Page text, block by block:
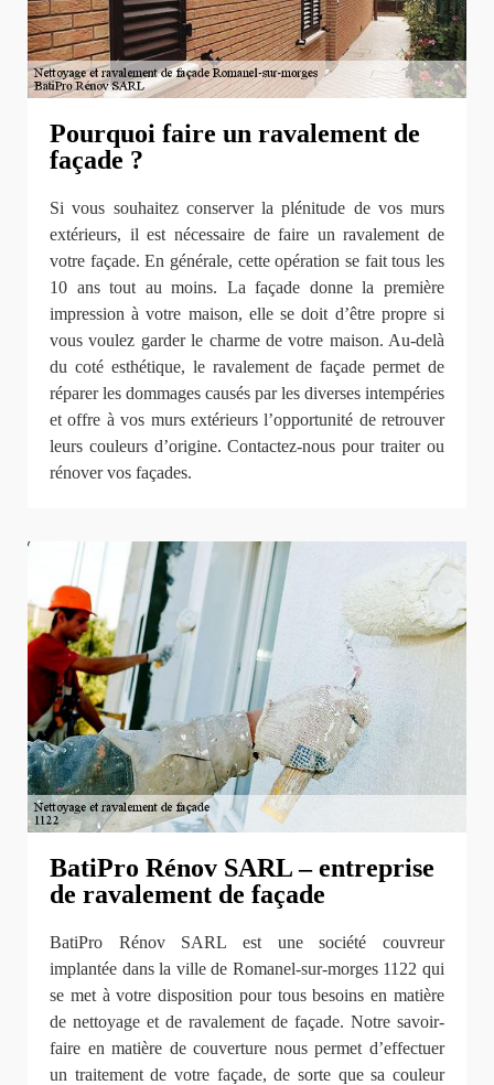
Pourquoi faire un ravalement de
façade ?
Si vous souhaitez conserver la plénitude de vos murs
extérieurs, il est nécessaire de faire un ravalement de
votre façade. En générale, cette opération se fait tous les
10 ans tout au moins. La façade donne la première
impression à votre maison, elle se doit d’être propre si
vous voulez garder le charme de votre maison. Au-delà
du coté esthétique, le ravalement de façade permet de
réparer les dommages causés par les diverses intempéries
et offre à vos murs extérieurs l’opportunité de retrouver
leurs couleurs d’origine. Contactez-nous pour traiter ou
rénover vos façades.
BatiPro Rénov SARL – entreprise
de ravalement de façade
BatiPro Rénov SARL est une société couvreur
implantée dans la ville de Romanel-sur-morges 1122 qui
se met à votre disposition pour tous besoins en matière
de nettoyage et de ravalement de façade. Notre savoir-
faire en matière de couverture nous permet d’effectuer
un traitement de votre façade, de sorte que sa couleur